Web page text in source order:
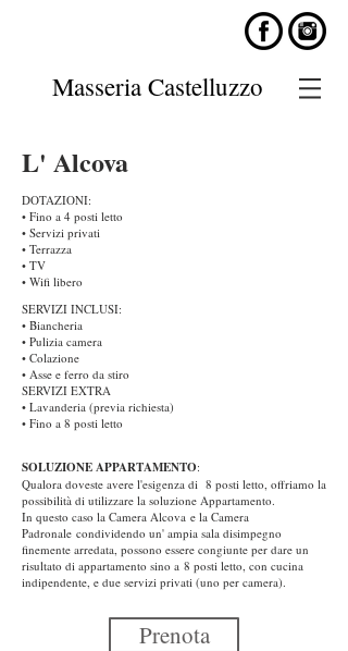
Masseria Castelluzzo
L' Alcova
DOTAZIONI:
• Fino a 4 posti letto
• Servizi privati
• Terrazza
• TV
• Wifi libero
SERVIZI INCLUSI:
• Biancheria
• Pulizia camera
• Colazione
• Asse e ferro da stiro
SERVIZI EXTRA
• Lavanderia (previa richiesta)
• Fino a 8 posti letto
SOLUZIONE APPARTAMENTO:
Qualora doveste avere l'esigenza di 8 posti letto, offriamo la
possibilità di utilizzare la soluzione Appartamento.
In questo caso la Camera Alcova e la Camera
Padronale condividendo un' ampia sala disimpegno
finemente arredata, possono essere congiunte per dare un
risultato di appartamento sino a 8 posti letto, con cucina
indipendente, e due servizi privati (uno per camera).
Prenota